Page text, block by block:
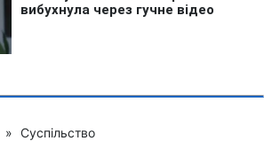
» Суспільство